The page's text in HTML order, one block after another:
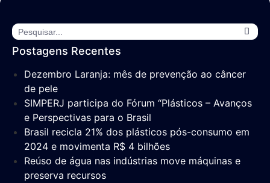
Postagens Recentes
Dezembro Laranja: mês de prevenção ao câncer
de pele
SIMPERJ participa do Fórum “Plásticos – Avanços
e Perspectivas para o Brasil
Brasil recicla 21% dos plásticos pós-consumo em
2024 e movimenta R$ 4 bilhões
Reúso de água nas indústrias move máquinas e
preserva recursos